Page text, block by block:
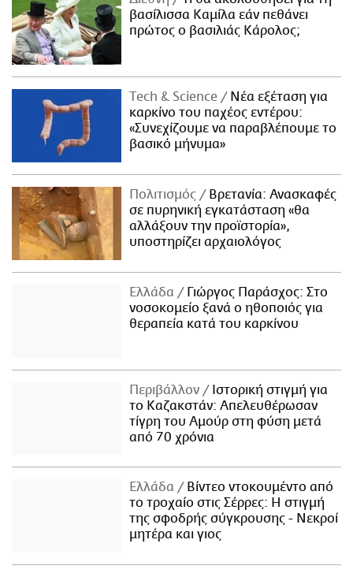
βασίλισσα Καμίλα εάν πεθάνει
πρώτος ο βασιλιάς Κάρολος;
Τech & Science
Νέα εξέταση για
καρκίνο του παχέος εντέρου:
«Συνεχίζουμε να παραβλέπουμε το
βασικό μήνυμα»
Πολιτισμός
Βρετανία: Ανασκαφές
σε πυρηνική εγκατάσταση «θα
αλλάξουν την προϊστορία»,
υποστηρίζει αρχαιολόγος
Ελλάδα
Γιώργος Παράσχος: Στο
νοσοκομείο ξανά ο ηθοποιός για
θεραπεία κατά του καρκίνου
Περιβάλλον
Ιστορική στιγμή για
το Καζακστάν: Απελευθέρωσαν
τίγρη του Αμούρ στη φύση μετά
από 70 χρόνια
Ελλάδα
Βίντεο ντοκουμέντο από
το τροχαίο στις Σέρρες: Η στιγμή
της σφοδρής σύγκρουσης - Νεκροί
μητέρα και γιος